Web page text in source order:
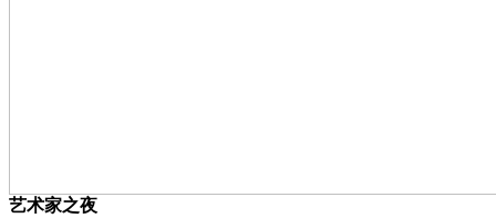
艺术家之夜